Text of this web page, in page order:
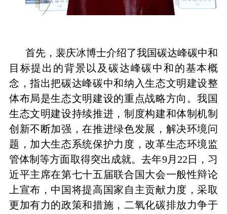
首先，裴庆冰博士介绍了我国碳达峰碳中和
目标提出的背景以及碳达峰碳中和的基本概
念，指出把碳达峰碳中和纳入生态文明建设整
体布局是生态文明建设的重点战略方向。我国
生态文明建设持续推进，制度构建和体制机制
创新不断加强，在推进绿色发展，解决环境问
题，加大生态系统保护力度，改革生态环境监
管体制等方面取得突出成就。去年9月 22 日，习
近平主席在第七十五届联合国大会一般性辩论
上宣布，中国将提高国家自主贡献力度，采取
更加有力的政策和措施，二氧化碳排放力争于